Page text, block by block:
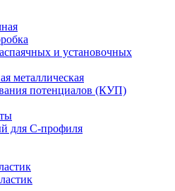
и установочных
металлическая
потенциалов (КУП)
для С-профиля